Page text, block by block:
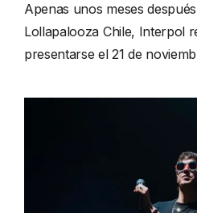
Apenas unos meses
Lollapalooza Chile, Interpol
presentarse el 21 de